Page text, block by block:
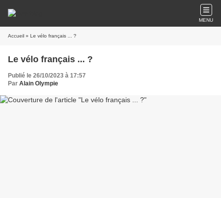
MENU
Accueil » Le vélo français ... ?
Le vélo français ... ?
Publié le 26/10/2023 à 17:57
Par Alain Olympie